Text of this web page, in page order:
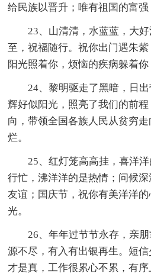
给民族以晋升；唯有祖国的富强
23、山清清，水蓝蓝，大
至，祝福随行。祝你出门遇朱
阳光照着你，烦恼的疾病躲着你
24、黎明驱走了黑暗，日
辉好似阳光，照亮了我们的前
向，带领全国各族人民从贫穷
烂。
25、红灯笼高高挂，喜洋
行忙，沸洋洋的是热情；问候
友谊；国庆节，祝你有美洋洋
光。
26、年年过节节永存，亲
源不尽，有入有出银再生。短
才是真，工作很累心不累，有序